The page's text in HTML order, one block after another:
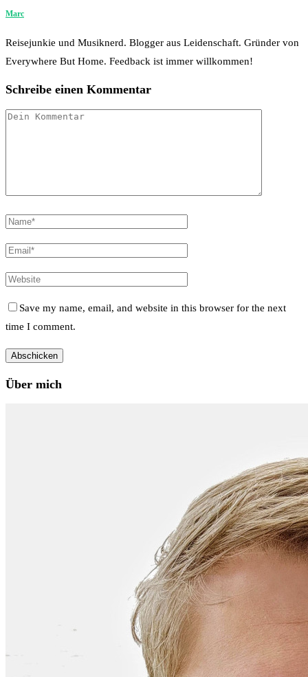
Marc
Reisejunkie und Musiknerd. Blogger aus Leidenschaft. Gründer von
Everywhere But Home. Feedback ist immer willkommen!
Schreibe einen Kommentar
Save my name, email, and website in this browser for the next
time I comment.
Über mich